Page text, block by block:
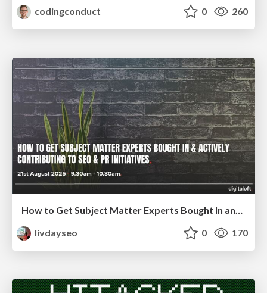
codingconduct
0 260
How to Get Subject Matter Experts Bought In and Actively Contributing to SEO & PR Initiatives.
livdayseo
0 170